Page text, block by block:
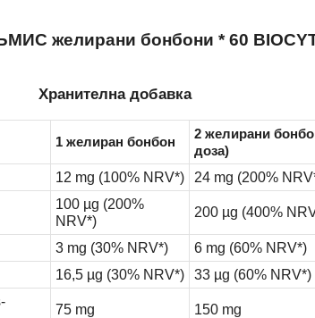
желирани бонбони * 60
Хранителна добавка
1 желиран бонбон
2 желирани
доза)
12 mg (100% NRV*) 24 mg (200%
100 µg (200%
NRV*)
200 µg (400%
3 mg (30% NRV*)
6 mg (60% NRV*)
16,5 µg (30% NRV*)
33 µg (60% NRV*)
75 mg 150 mg